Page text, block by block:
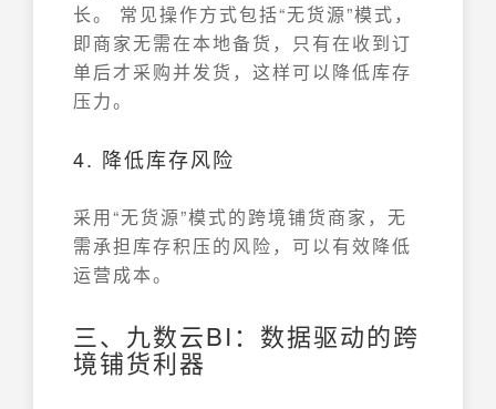
长。 常见操作方式包括“无货源”模式，
即商家无需在本地备货，只有在收到订
单后才采购并发货，这样可以降低库存
压力。
4. 降低库存风险
采用“无货源”模式的跨境铺货商家，无
需承担库存积压的风险，可以有效降低
运营成本。
三、九数云BI：数据驱动的跨
境铺货利器